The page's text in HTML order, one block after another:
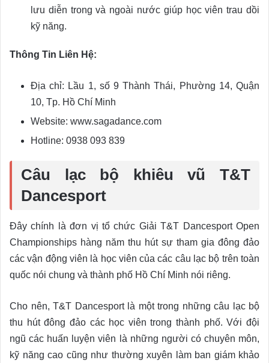
lưu diễn trong và ngoài nước giúp học viên trau dồi
kỹ năng.
Thông Tin Liên Hệ:
Địa chỉ: Lầu 1, số 9 Thành Thái, Phường 14, Quận
10, Tp. Hồ Chí Minh
Website: www.sagadance.com
Hotline: 0938 093 839
Câu lạc bộ khiêu vũ T&T
Dancesport
Đây chính là đơn vị tổ chức Giải T&T Dancesport Open
Championships hàng năm thu hút sự tham gia đông đảo
các vận động viên là học viên của các câu lạc bộ trên toàn
quốc nói chung và thành phố Hồ Chí Minh nói riêng.
Cho nên, T&T Dancesport là một trong những câu lạc bộ
thu hút đông đảo các học viên trong thành phố. Với đội
ngũ các huấn luyện viên là những người có chuyên môn,
kỹ năng cao cũng như thường xuyên làm ban giám khảo